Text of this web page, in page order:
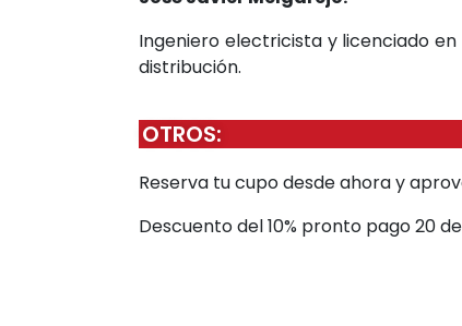
Ingeniero electricista y licenciado
distribución.
OTROS:
Reserva tu cupo desde ahora y
Descuento del 10% pronto pago 20